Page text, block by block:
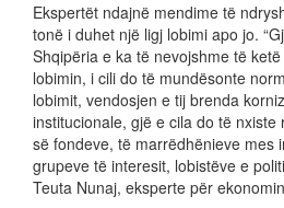
Ekspertët ndajnë mendime të
tonë i duhet një ligj lobimi apo jo.
Shqipëria e ka të nevojshme të
lobimin, i cili do të mundësonte
lobimit, vendosjen e tij brenda
institucionale, gjë e cila do të
së fondeve, të marrëdhënieve mes
grupeve të interesit, lobistëve e
Teuta Nunaj, eksperte për